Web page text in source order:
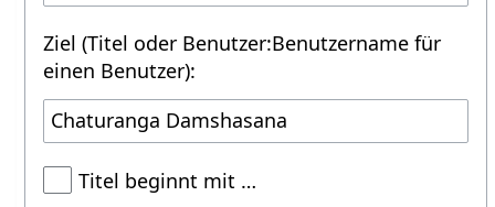
Ziel (Titel oder Benutzer:Benutzername für
einen Benutzer):
Titel beginnt mit …